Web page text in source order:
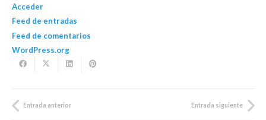
Acceder
Feed de entradas
Feed de comentarios
WordPress.org
Entrada anterior Entrada siguiente